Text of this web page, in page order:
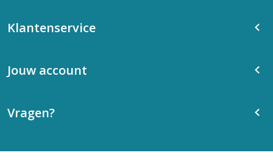
Klantenservice
Jouw account
Vragen?